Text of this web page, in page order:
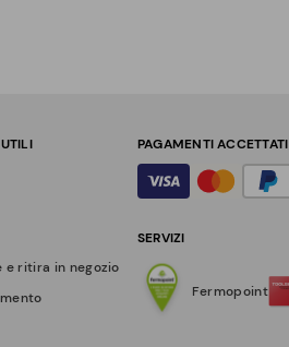
e ritira in negozio
PAGAMENTI ACCETTATI
SERVIZI
Fermopoint